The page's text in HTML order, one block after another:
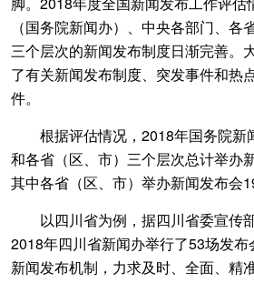
（国务院新闻办）、中央各部门、各
三个层次的新闻发布制度日渐完善。
了有关新闻发布制度、突发事件和热
件。
根据评估情况，2018年国务院新
和各省（区、市）三个层次总计举办
其中各省（区、市）举办新闻发布会
以四川省为例，据四川省委宣传部
2018年四川省新闻办举行了53场发
新闻发布机制，力求及时、全面、精